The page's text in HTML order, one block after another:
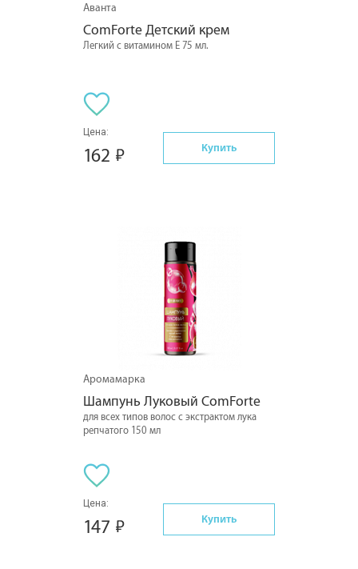
Аванта
ComForte Детский крем
Легкий с витамином Е 75 мл.
Цена:
162 Купить
Аромамарка
Шампунь Луковый ComForte
для всех типов волос с экстрактом лука
репчатого 150 мл
Цена:
147 Купить